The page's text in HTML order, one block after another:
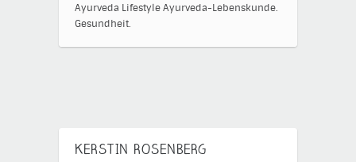
Ayurveda LifestyleAyurveda-Lebenskunde.
Gesundheit.
KERSTIN ROSENBERG